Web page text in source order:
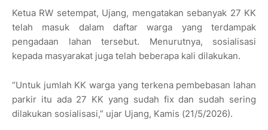
Ketua RW setempat, Ujang, mengatakan sebanyak 27 KK
telah masuk dalam daftar warga yang terdampak
pengadaan lahan tersebut. Menurutnya, sosialisasi
kepada masyarakat juga telah beberapa kali dilakukan.
“Untuk jumlah KK warga yang terkena pembebasan lahan
parkir itu ada 27 KK yang sudah fix dan sudah sering
dilakukan sosialisasi,” ujar Ujang, Kamis (21/5/2026).